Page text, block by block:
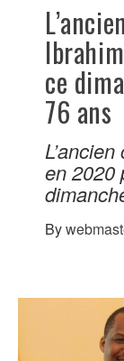
ce
76 ans
en 2020
By